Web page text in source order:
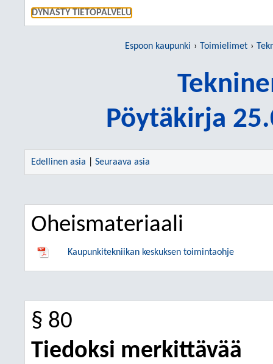
DYNASTY TIETOPALVELU
Espoon kaupunki Toimielimet
Pöytäkirja
Edellinen asia Seuraava asia
Oheismateriaali
Kaupunkitekniikan keskuksen toimintaohje
§ 80
Tiedoksi merkittävää